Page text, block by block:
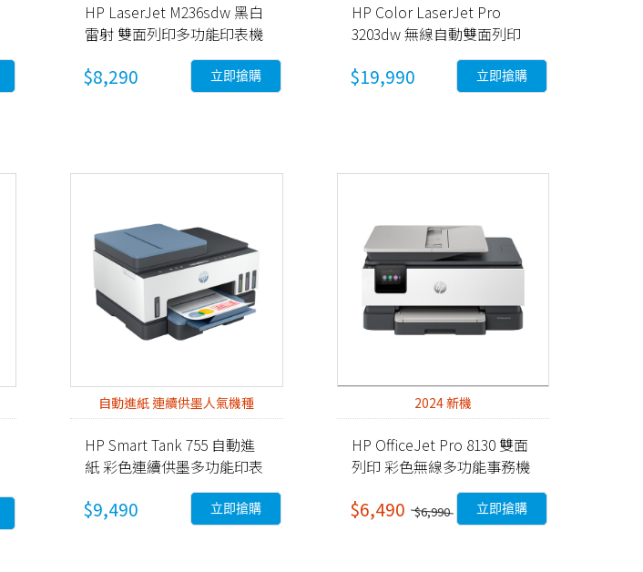
HP LaserJet M236sdw 黑白
雷射 雙面列印多功能印表機
$8,290 立即搶購
HP Color LaserJet Pro
3203dw 無線自動雙面列印
彩色雷射印表機 (499N4A)
$19,990 立即搶購
自動進紙 連續供墨人氣機種
HP Smart Tank 755 自動進
紙 彩色連續供墨多功能印表
$9,490 立即搶購
2024 新機
HP OfficeJet Pro 8130 雙面
列印 彩色無線多功能事務機
$6,490 $6,990 立即搶購